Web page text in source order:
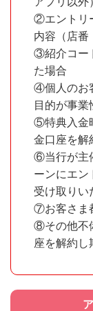
②エントリ
内容（店番
③紹介コー
た場合
④個人のお
目的が事業
⑤特典入金
金口座を解
⑥当行が主
ーンにエン
受け取りい
⑦お客さま
⑧その他不
座を解約し